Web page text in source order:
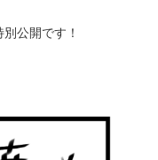
公開です！